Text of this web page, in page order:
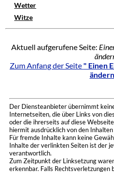
Wetter
Witze
Aktuell aufgerufene Seite:
Zum Anfang der Seite " Einen
Der Diensteanbieter übernimmt
Internetseiten, die über Links von
oder die ihrerseits auf diese
hiermit ausdrücklich von den
Für fremde Inhalte kann keine
Inhalte der verlinkten Seiten ist der
verantwortlich.
Zum Zeitpunkt der Linksetzung
erkennbar. Falls Rechtsverletzungen